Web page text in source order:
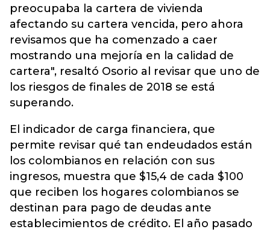
preocupaba la cartera de vivienda
afectando su cartera vencida, pero ahora
revisamos que ha comenzado a caer
mostrando una mejoría en la calidad de
cartera", resaltó Osorio al revisar que uno de
los riesgos de finales de 2018 se está
superando.
El indicador de carga financiera, que
permite revisar qué tan endeudados están
los colombianos en relación con sus
ingresos, muestra que $15,4 de cada $100
que reciben los hogares colombianos se
destinan para pago de deudas ante
establecimientos de crédito. El año pasado